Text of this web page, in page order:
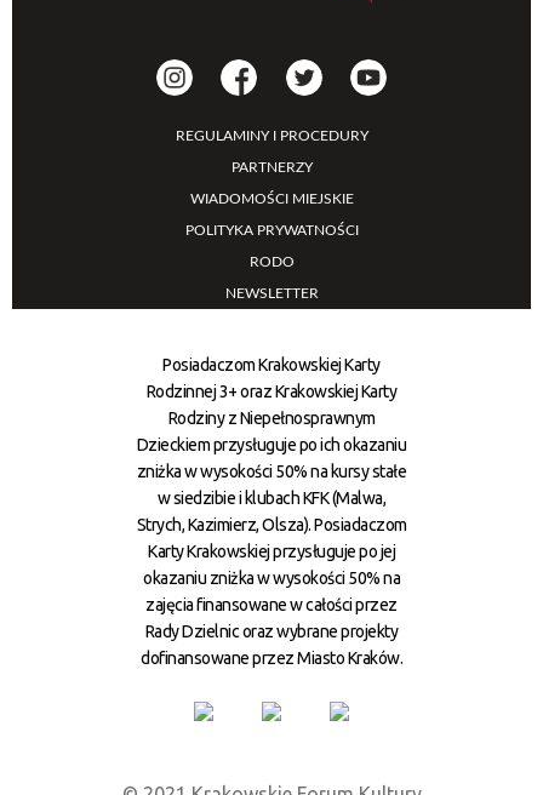
REGULAMINY I PROCEDURY
PARTNERZY
WIADOMOŚCI MIEJSKIE
POLITYKA PRYWATNOŚCI
RODO
NEWSLETTER
Posiadaczom Krakowskiej Karty
Rodzinnej 3+ oraz Krakowskiej Karty
Rodziny z Niepełnosprawnym
Dzieckiem przysługuje po ich okazaniu
zniżka w wysokości 50% na kursy stałe
w siedzibie i klubach KFK (Malwa,
Strych, Kazimierz, Olsza). Posiadaczom
Karty Krakowskiej przysługuje po jej
okazaniu zniżka w wysokości 50% na
zajęcia finansowane w całości przez
Rady Dzielnic oraz wybrane projekty
dofinansowane przez Miasto Kraków.